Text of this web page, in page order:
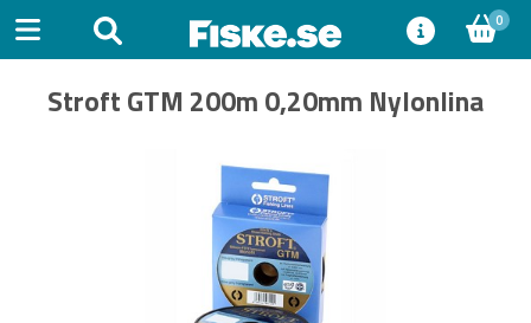
0
Stroft GTM 200m 0,20mm Nylonlina